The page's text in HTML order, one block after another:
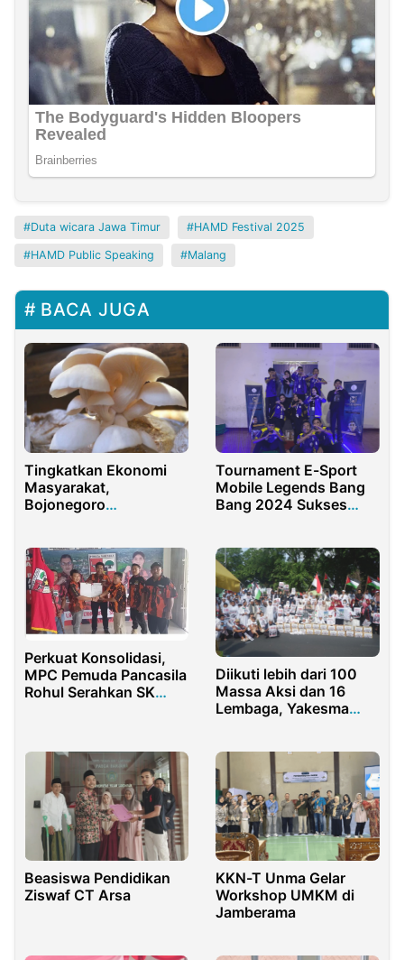
Duta wicara Jawa Timur HAMD Festival 2025
HAMD Public Speaking Malang
BACA JUGA
Tingkatkan Ekonomi
Masyarakat,
Bojonegoro
Tournament E-Sport
Mobile Legends Bang
Bang 2024 Sukses
Perkuat Konsolidasi,
MPC Pemuda Pancasila
Rohul Serahkan SK
Diikuti lebih dari 100
Massa Aksi dan 16
Lembaga, Yakesma
Beasiswa Pendidikan
Ziswaf CT Arsa
KKN-T Unma Gelar
Workshop UMKM di
Jamberama